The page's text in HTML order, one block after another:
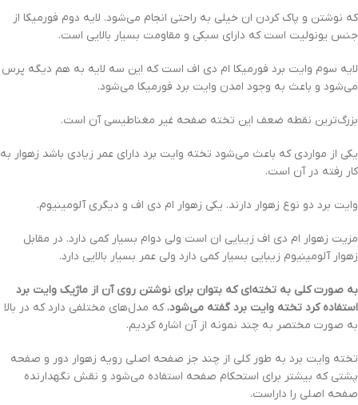
که نوشتن و پاک کردن ان خیلی به راحتی انجام می‌شود. لایه دوم فورمیکا از
جنس یونولیت است که دارای سبکی و مقاومت بسیار بالایی است.
لایه سوم وایت برد فورمیکا ام دی اف است که این سه لایه به هم دیگه پرس
می‌شود و باعث به وجود امدن وایت برد فورمیکا می‌شود.
بزرگ‌ترین نقطه ضعف این تخته صفحه غیر مغناطیسی آن است.
یکی از مواردی که باعث می‌شود تخته وایت برد دارای عمر زیادی باشد زهوار به
کار رفته در آن است.
وایت برد دو نوع زهوار دارند. یکی زهوار ام دی اف و دیگری آلومینیوم.
مزیت زهوار ام دی اف زیبایی ان است ولی دوام بسیار کمی دارد. در مقابل
زهوار آلومینیوم زیبایی بسیار کمی دارد ولی عمر بسیار بالایی دارد.
به صورت کلی به تخته‌ای که بتوان برای نوشتن روی آن از ماژیک وایت برد
استفاده کرد تخته وایت برد گفته می‌شود، که مدل‌های مختلفی دارد که در بالا
به صورت مختصر به چند نمونه از آن اشاره کردیم.
تخته وایت برد به طور کلی از چند جز صفحه اصلی رویه زهوار دور و صفحه
پشتی که بیشتر برای استحکام صفحه استفاده می‌شود و نقش نگهدارنده
صفحه اصلی را داراست.